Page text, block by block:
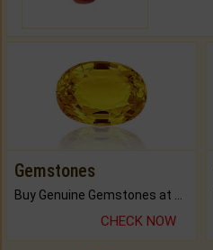
Gemstones
CHECK NOW